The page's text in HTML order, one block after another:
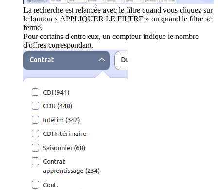
La recherche est relancée avec le filtre quand vous cliquez sur
le bouton « APPLIQUER LE FILTRE » ou quand le filtre se
ferme.
Pour certains d'entre eux, un compteur indique le nombre
d'offres correspondant.